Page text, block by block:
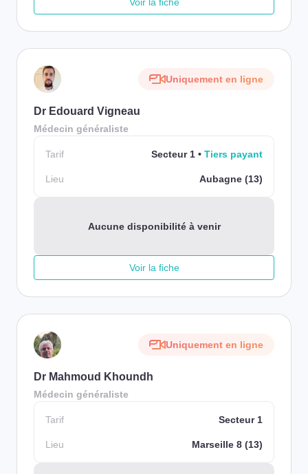
Uniquement en ligne
Dr Edouard Vigneau
Médecin généraliste
Tarif Secteur 1 Tiers payant
Lieu Aubagne (13)
Aucune disponibilité à venir
Voir la fiche
Uniquement en ligne
Dr Mahmoud Khoundh
Médecin généraliste
Tarif Secteur 1
Lieu Marseille 8 (13)